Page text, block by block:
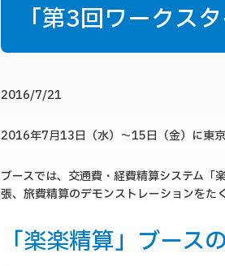
「第3回ワークス
2016/7/21
2016年7月13日（水）～15日（金）に東
ブースでは、交通費・経費精算システム「
張、旅費精算のデモンストレーションをた
「楽楽精算」ブース